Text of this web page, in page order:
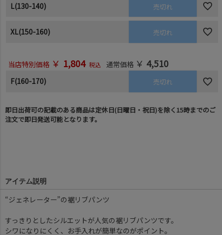
L(130-140) 売切れ
XL(150-160) 売切れ
当店特別価格 ￥ 1,804 税込 通常価格 ￥ 4,510
F(160-170) 売切れ
即日出荷可の記載のある商品は定休日(日曜日・祝日)を除く15時までのご
注文で即日発送可能となります。
アイテム説明
“ジェネレーター”の裾リブパンツ
すっきりとしたシルエットが人気の裾リブパンツです。
シワになりにくく、お手入れが簡単なのがポイント。